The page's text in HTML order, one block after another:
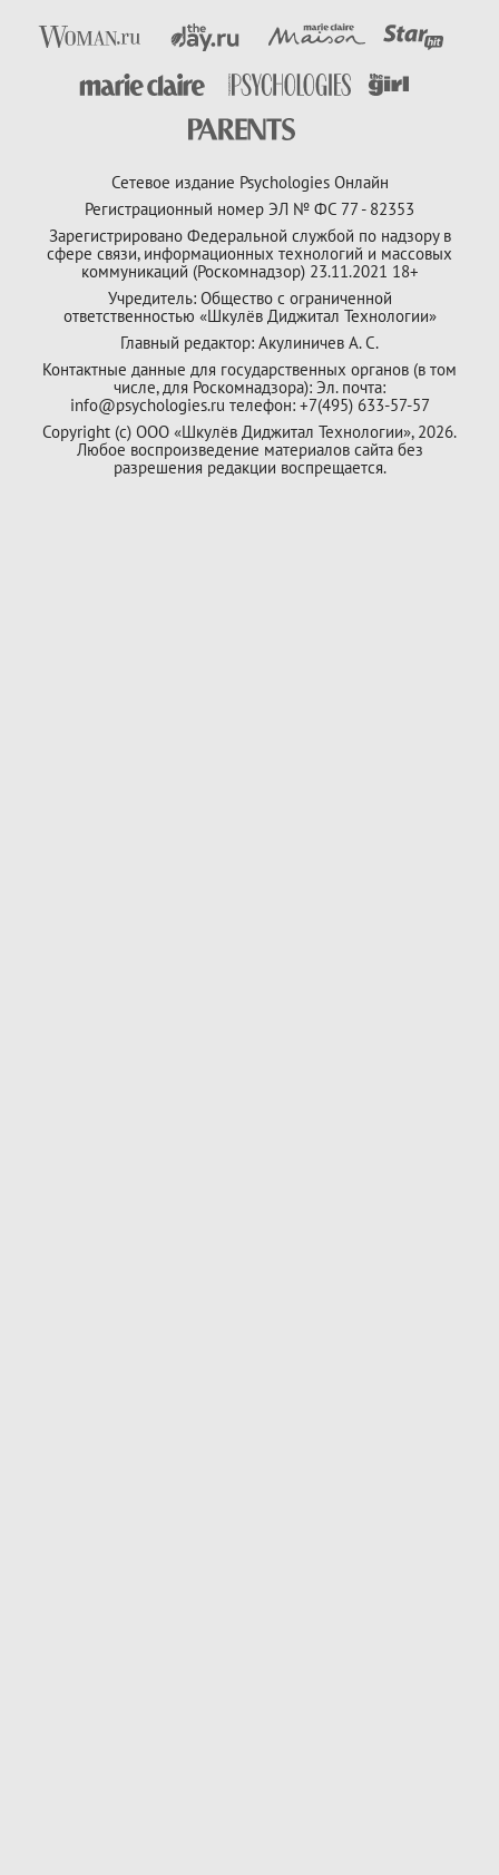
Сетевое издание Psychologies Онлайн
Регистрационный номер ЭЛ № ФС 77 - 82353
Зарегистрировано Федеральной службой по надзору в
сфере связи, информационных технологий и массовых
коммуникаций (Роскомнадзор) 23.11.2021 18+
Учредитель: Общество с ограниченной
ответственностью «Шкулёв Диджитал Технологии»
Главный редактор: Акулиничев А. С.
Контактные данные для государственных органов (в том
числе, для Роскомнадзора): Эл. почта:
info@psychologies.ru телефон: +7(495) 633-57-57
Copyright (с) ООО «Шкулёв Диджитал Технологии», 2026.
Любое воспроизведение материалов сайта без
разрешения редакции воспрещается.